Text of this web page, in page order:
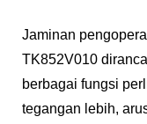
Jaminan
TK852V010
berbagai fungsi
tegangan lebih,